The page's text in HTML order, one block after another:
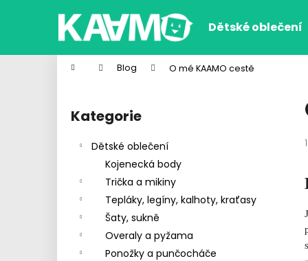
Dětské oblečení
Domů Blog O mé KAAMO cestě
Přeskočit
kategorie
Kategorie
Dětské oblečení
Kojenecká body
Trička a mikiny
Tepláky, legíny, kalhoty, kraťasy
Šaty, sukně
Overaly a pyžama
Ponožky a punčocháče
í
Zpět
do
Zpět
do